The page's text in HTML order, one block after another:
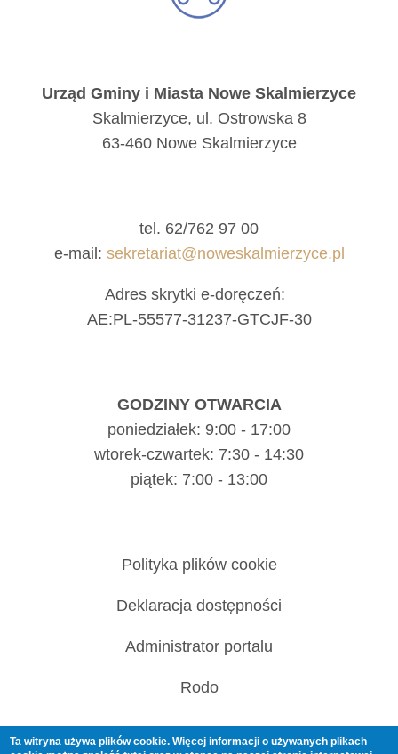
Urząd Gminy i Miasta Nowe Skalmierzyce
Skalmierzyce, ul. Ostrowska 8
63-460 Nowe Skalmierzyce
tel. 62/762 97 00
e-mail: sekretariat@noweskalmierzyce.pl
Adres skrytki e-doręczeń:
AE:PL-55577-31237-GTCJF-30
GODZINY OTWARCIA
poniedziałek: 9:00 - 17:00
wtorek-czwartek: 7:30 - 14:30
piątek: 7:00 - 13:00
Polityka plików cookie
Deklaracja dostępności
Administrator portalu
Rodo
Ta witryna używa plików cookie. Więcej informacji o używanych plikach